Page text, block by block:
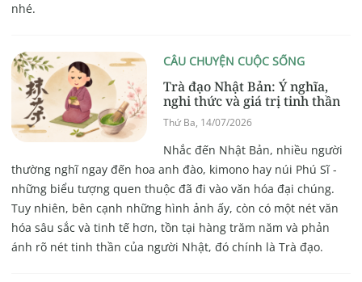
nhé.
CÂU CHUYỆN CUỘC SỐNG
Trà đạo Nhật Bản: Ý nghĩa,
nghi thức và giá trị tinh thần
Thứ Ba, 14/07/2026
Nhắc đến Nhật Bản, nhiều người
thường nghĩ ngay đến hoa anh đào, kimono hay núi Phú Sĩ -
những biểu tượng quen thuộc đã đi vào văn hóa đại chúng.
Tuy nhiên, bên cạnh những hình ảnh ấy, còn có một nét văn
hóa sâu sắc và tinh tế hơn, tồn tại hàng trăm năm và phản
ánh rõ nét tinh thần của người Nhật, đó chính là Trà đạo.